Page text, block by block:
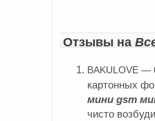
Отзывы на
BAKULOVE —
картонных
мини gsm
чисто